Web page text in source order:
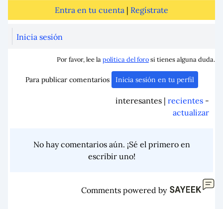
Entra en tu cuenta | Regístrate
Inicia sesión
Por favor, lee lapolítica del forosi tienes alguna duda.
Para publicar comentarios Inicia sesión en tu perfil
interesantes | recientes -
actualizar
No hay comentarios aún. ¡Sé el primero en
escribir uno!
Comments powered by